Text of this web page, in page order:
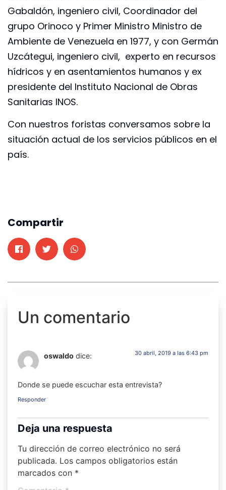
Gabaldón, ingeniero civil, Coordinador del
grupo Orinoco y Primer Ministro Ministro de
Ambiente de Venezuela en 1977, y con Germán
Uzcátegui, ingeniero civil, experto en recursos
hídricos y en asentamientos humanos y ex
presidente del Instituto Nacional de Obras
Sanitarias INOS.
Con nuestros foristas conversamos sobre la
situación actual de los servicios públicos en el
país.
Compartir
Un comentario
oswaldo dice: 30 abril, 2019 a las 6:43 pm
Donde se puede escuchar esta entrevista?
Responder
Deja una respuesta
Tu dirección de correo electrónico no será
publicada. Los campos obligatorios están
marcados con *